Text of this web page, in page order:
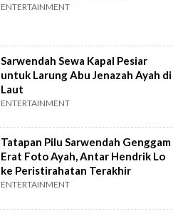
ENTERTAINMENT
Sarwendah Sewa Kapal Pesiar
untuk Larung Abu Jenazah Ayah di
Laut
ENTERTAINMENT
Tatapan Pilu Sarwendah Genggam
Erat Foto Ayah, Antar Hendrik Lo
ke Peristirahatan Terakhir
ENTERTAINMENT